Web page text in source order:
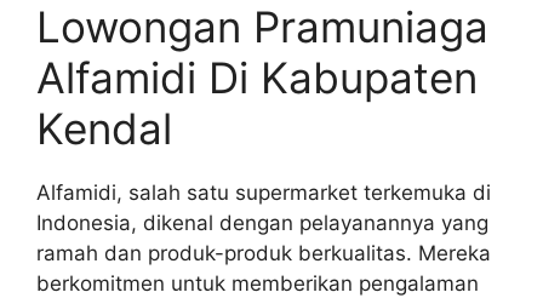
Lowongan Pramuniaga
Alfamidi Di Kabupaten
Kendal
Alfamidi, salah satu supermarket terkemuka di
Indonesia, dikenal dengan pelayanannya yang
ramah dan produk-produk berkualitas. Mereka
berkomitmen untuk memberikan pengalaman